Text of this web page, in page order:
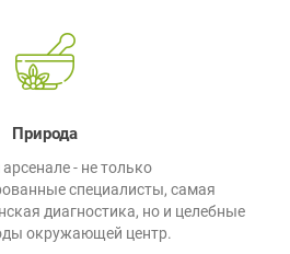
Природа
- не только
специалисты, самая
диагностика, но и целебные
окружающей центр.